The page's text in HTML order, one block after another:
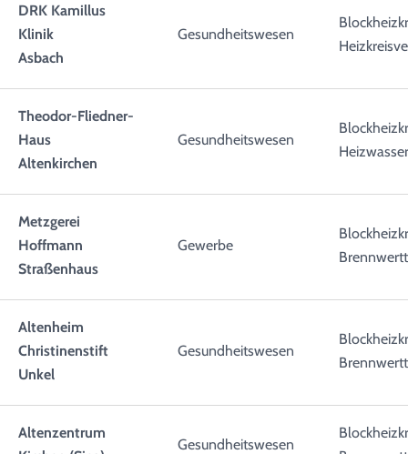
DRK Kamillus
Klinik
Asbach
Gesundheitswesen
Theodor-Fliedner-
Haus
Altenkirchen
Gesundheitswesen
Metzgerei
Hoffmann
Straßenhaus
Gewerbe
Altenheim
Christinenstift
Unkel
Gesundheitswesen
Altenzentrum
Gesundheitswesen